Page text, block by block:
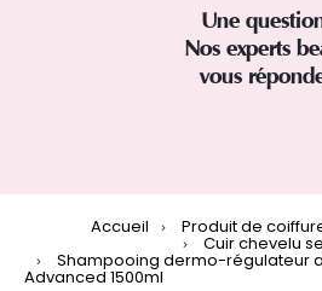
Une
Nos experts
vous
Accueil Produit de
Cuir chevelu
Shampooing dermo-régulateur
Advanced 1500ml